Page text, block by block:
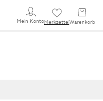
Mein KontoMerkzettel Warenkorb